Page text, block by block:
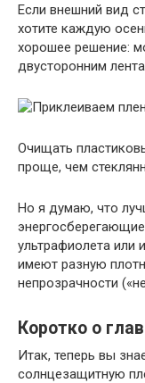
Если внешний вид
хотите каждую
хорошее решение:
двусторонним
Очищать
проще, чем
Но я думаю, что
ультрафиолета или
имеют разную
непрозрачности
Коротко о
Итак, теперь вы
солнцезащитную